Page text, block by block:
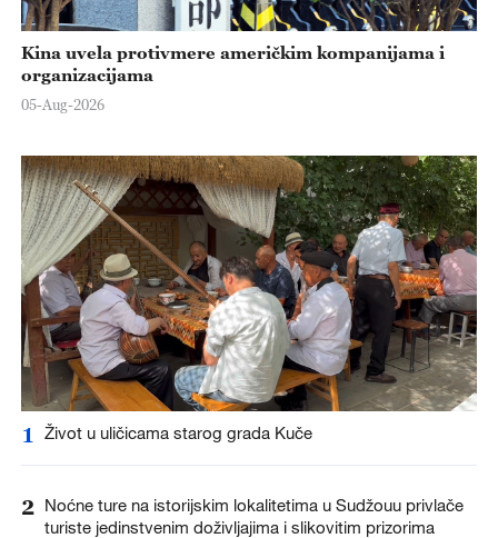
Kina uvela protivmere američkim kompanijama i
organizacijama
05-Aug-2026
1 Život u uličicama starog grada Kuče
2 Noćne ture na istorijskim lokalitetima u Sudžouu privlače
turiste jedinstvenim doživljajima i slikovitim prizorima